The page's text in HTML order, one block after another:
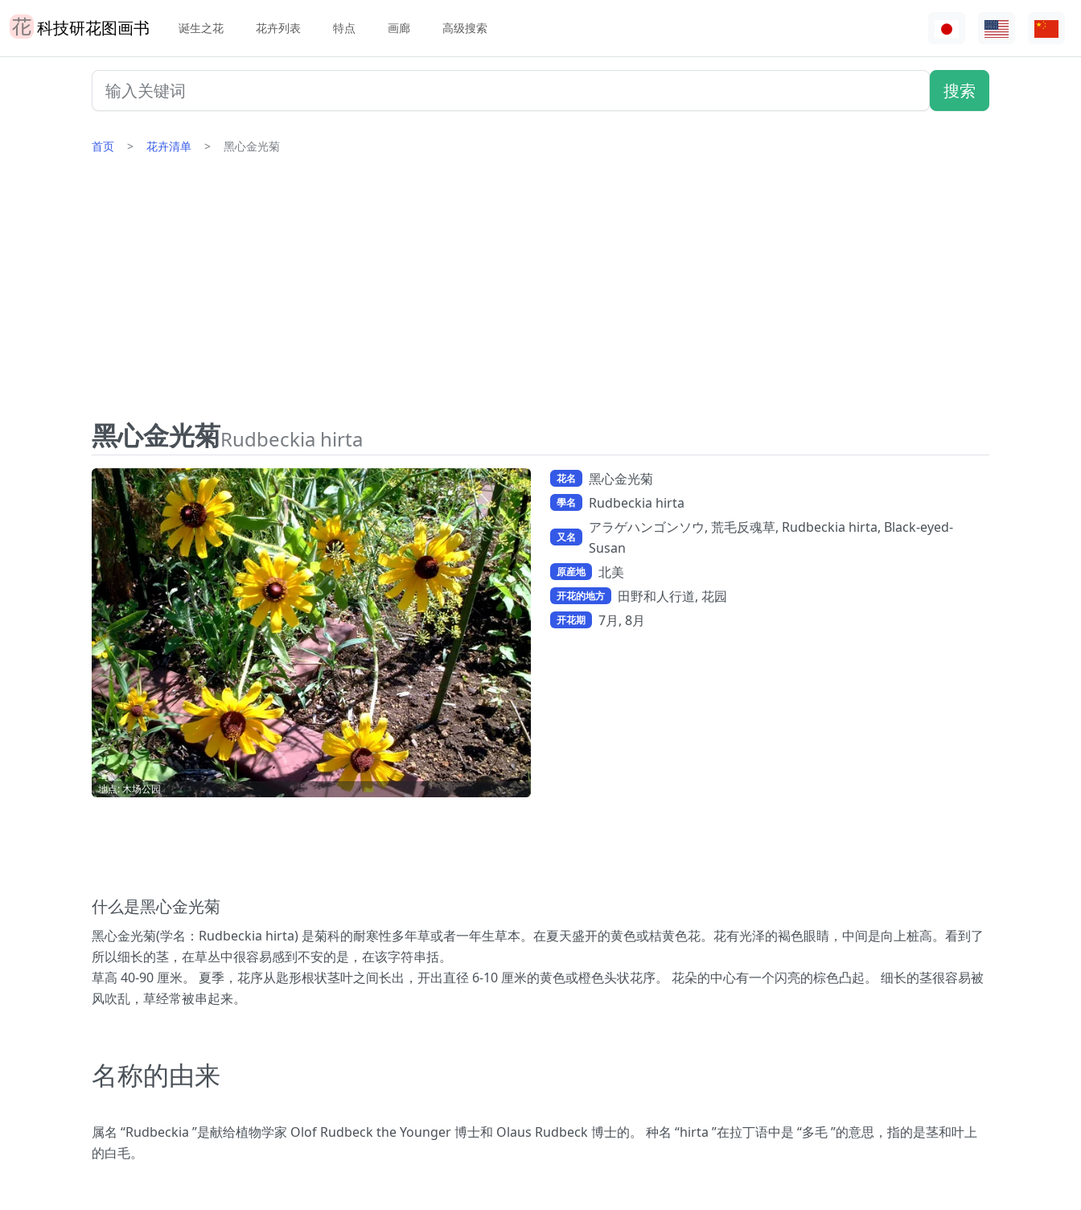
科技研花图画书 诞生之花 花卉列表 特点 画廊 高级搜索
首页 花卉清单 黑心金光菊
黑心金光菊Rudbeckia hirta
地点: 木场公园
花名 黑心金光菊
學名 Rudbeckia hirta
又名
アラゲハンゴンソウ, 荒毛反魂草, Rudbeckia hirta, Black-eyed-
Susan
原産地 北美
开花的地方 田野和人行道, 花园
开花期 7月, 8月
什么是黑心金光菊
黑心金光菊(学名：Rudbeckia hirta) 是菊科的耐寒性多年草或者一年生草本。在夏天盛开的黄色或桔黄色花。花有光泽的褐色眼睛，中间是向上桩高。看到了
所以细长的茎，在草丛中很容易感到不安的是，在该字符串括。
草高 40-90 厘米。 夏季，花序从匙形根状茎叶之间长出，开出直径 6-10 厘米的黄色或橙色头状花序。 花朵的中心有一个闪亮的棕色凸起。 细长的茎很容易被
风吹乱，草经常被串起来。
名称的由来
属名 “Rudbeckia ”是献给植物学家 Olof Rudbeck the Younger 博士和 Olaus Rudbeck 博士的。 种名 “hirta ”在拉丁语中是 “多毛 ”的意思，指的是茎和叶上
的白毛。